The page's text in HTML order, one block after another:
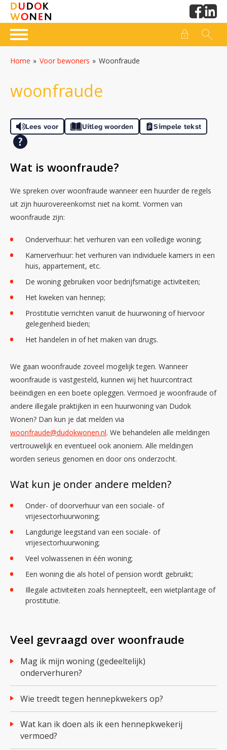
Naar de homepage
Ga naar Hoofd
Home Voor bewoners Woonfraude
woonfraude
Lees voor Uitleg woorden Simpele tekst
Wat is woonfraude?
We spreken over woonfraude wanneer een huurder de regels
uit zijn huurovereenkomst niet na komt. Vormen van
woonfraude zijn:
Onderverhuur: het verhuren van een volledige woning;
Kamerverhuur: het verhuren van individuele kamers in een
huis, appartement, etc.
De woning gebruiken voor bedrijfsmatige activiteiten;
Het kweken van hennep;
Prostitutie verrichten vanuit de huurwoning of hiervoor
gelegenheid bieden;
Het handelen in of het maken van drugs.
We gaan woonfraude zoveel mogelijk tegen. Wanneer
woonfraude is vastgesteld, kunnen wij het huurcontract
beëindigen en een boete opleggen. Vermoed je woonfraude of
andere illegale praktijken in een huurwoning van Dudok
Wonen? Dan kun je dat melden via
woonfraude@dudokwonen.nl. We behandelen alle meldingen
vertrouwelijk en eventueel ook anoniem. Alle meldingen
worden serieus genomen en door ons onderzocht.
Wat kun je onder andere melden?
Onder- of doorverhuur van een sociale- of
vrijesectorhuurwoning;
Langdurige leegstand van een sociale- of
vrijesectorhuurwoning;
Veel volwassenen in één woning;
Een woning die als hotel of pension wordt gebruikt;
Illegale activiteiten zoals hennepteelt, een wietplantage of
prostitutie.
Veel gevraagd over woonfraude
Mag ik mijn woning (gedeeltelijk)
onderverhuren?
Wie treedt tegen hennepkwekers op?
Wat kan ik doen als ik een hennepkwekerij
vermoed?